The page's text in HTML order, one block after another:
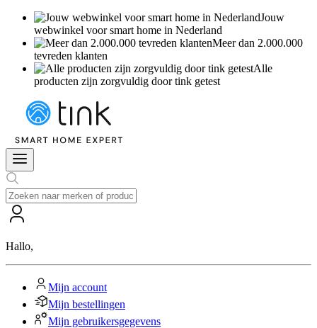
Jouw
webwinkel voor smart home in Nederland
Meer dan 2.000.000
tevreden klanten
Alle
producten zijn zorgvuldig door tink getest
Hallo,
Mijn account
Mijn bestellingen
Mijn gebruikersgegevens